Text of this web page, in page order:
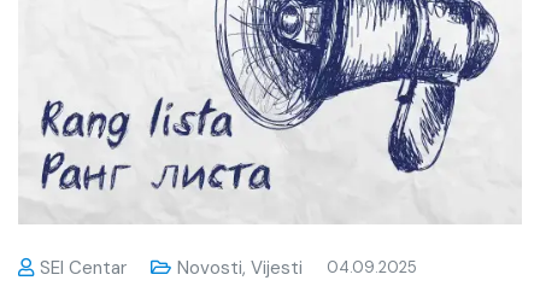
SEI Centar Novosti, Vijesti 04.09.2025